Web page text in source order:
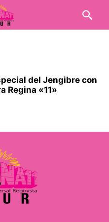
del Jengibre con
Regina «11»